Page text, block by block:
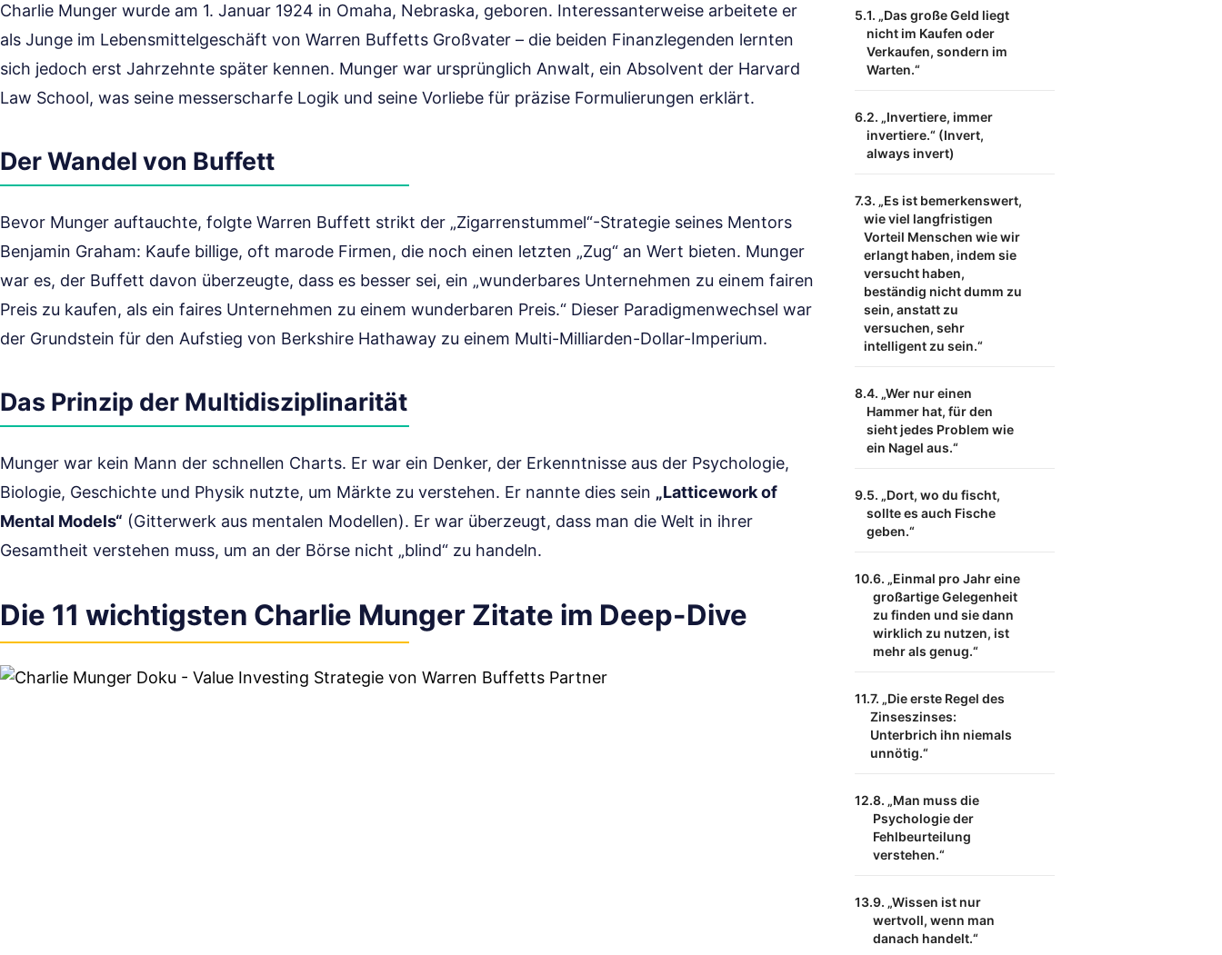
Charlie Munger wurde am 1. Januar 1924 in Omaha, Nebraska, geboren. Interessanterweise arbeitete er
als Junge im Lebensmittelgeschäft von Warren Buffetts Großvater – die beiden Finanzlegenden lernten
sich jedoch erst Jahrzehnte später kennen. Munger war ursprünglich Anwalt, ein Absolvent der Harvard
Law School, was seine messerscharfe Logik und seine Vorliebe für präzise Formulierungen erklärt.
Der Wandel von Buffett
Bevor Munger auftauchte, folgte Warren Buffett strikt der „Zigarrenstummel“-Strategie seines Mentors
Benjamin Graham: Kaufe billige, oft marode Firmen, die noch einen letzten „Zug“ an Wert bieten. Munger
war es, der Buffett davon überzeugte, dass es besser sei, ein „wunderbares Unternehmen zu einem fairen
Preis zu kaufen, als ein faires Unternehmen zu einem wunderbaren Preis.“ Dieser Paradigmenwechsel war
der Grundstein für den Aufstieg von Berkshire Hathaway zu einem Multi-Milliarden-Dollar-Imperium.
Das Prinzip der Multidisziplinarität
Munger war kein Mann der schnellen Charts. Er war ein Denker, der Erkenntnisse aus der Psychologie,
Biologie, Geschichte und Physik nutzte, um Märkte zu verstehen. Er nannte dies sein „Latticework of
Mental Models“ (Gitterwerk aus mentalen Modellen). Er war überzeugt, dass man die Welt in ihrer
Gesamtheit verstehen muss, um an der Börse nicht „blind“ zu handeln.
Die 11 wichtigsten Charlie Munger Zitate im Deep-Dive
1. „Das große Geld liegt
nicht im Kaufen oder
Verkaufen, sondern im
Warten.“
2. „Invertiere, immer
invertiere.“ (Invert,
always invert)
3. „Es ist bemerkenswert,
wie viel langfristigen
Vorteil Menschen wie wir
erlangt haben, indem sie
versucht haben,
beständig nicht dumm zu
sein, anstatt zu
versuchen, sehr
intelligent zu sein.“
4. „Wer nur einen
Hammer hat, für den
sieht jedes Problem wie
ein Nagel aus.“
5. „Dort, wo du fischt,
sollte es auch Fische
geben.“
6. „Einmal pro Jahr eine
großartige Gelegenheit
zu finden und sie dann
wirklich zu nutzen, ist
mehr als genug.“
7. „Die erste Regel des
Zinseszinses:
Unterbrich ihn niemals
unnötig.“
8. „Man muss die
Psychologie der
Fehlbeurteilung
verstehen.“
9. „Wissen ist nur
wertvoll, wenn man
danach handelt.“